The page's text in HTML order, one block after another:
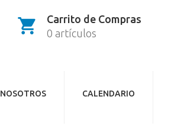
Carrito de Compras
0 artículos
NOSOTROS CALENDARIO